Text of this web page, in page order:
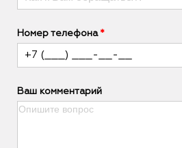
Номер телефона
Ваш комментарий